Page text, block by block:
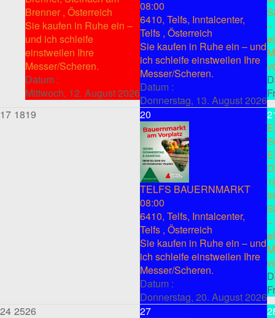
Brenner , Österreich
Sie kaufen in Ruhe ein –
und ich schleife
einstweilen Ihre
Messer/Scheren.
Datum :
Mittwoch, 12. August 2026
08:00
6410, Telfs, Inntalcenter,
Telfs , Österreich
Sie kaufen in Ruhe ein – und
ich schleife einstweilen Ihre
Messer/Scheren.
Datum :
Donnerstag, 13. August 2026
–
17 1819 20
TELFS BAUERNMARKT
08:00
6410, Telfs, Inntalcenter,
Telfs , Österreich
Sie kaufen in Ruhe ein – und
ich schleife einstweilen Ihre
Messer/Scheren.
Datum :
Donnerstag, 20. August 2026
–
24 2526 27